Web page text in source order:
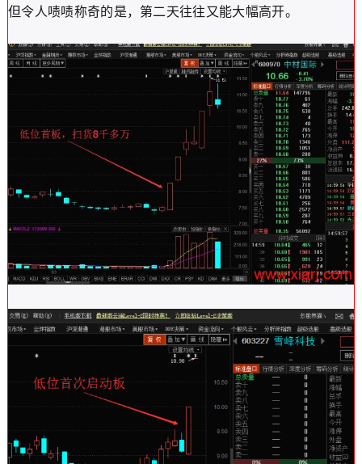
但令人啧啧称奇的是，第二天往往又能大幅高开。